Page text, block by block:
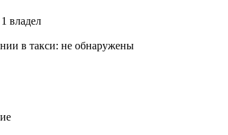
владел
в такси: не обнаружены